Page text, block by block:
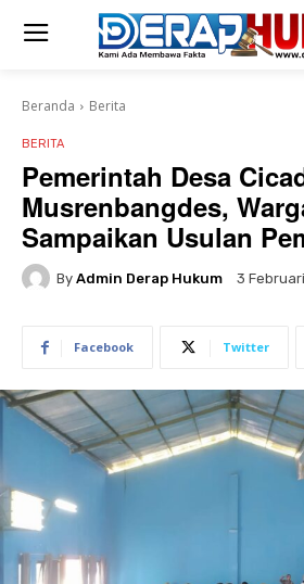
Beranda Berita
BERITA
Pemerintah Desa
Musrenbangdes,
Sampaikan Usulan
By Admin Derap Hukum 3
Facebook Twitter